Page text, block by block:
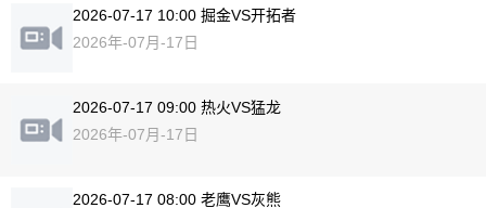
2026-07-17 10:00 掘金VS开拓者
2026年-07月-17日
2026-07-17 09:00 热火VS猛龙
2026年-07月-17日
2026-07-17 08:00 老鹰VS灰熊